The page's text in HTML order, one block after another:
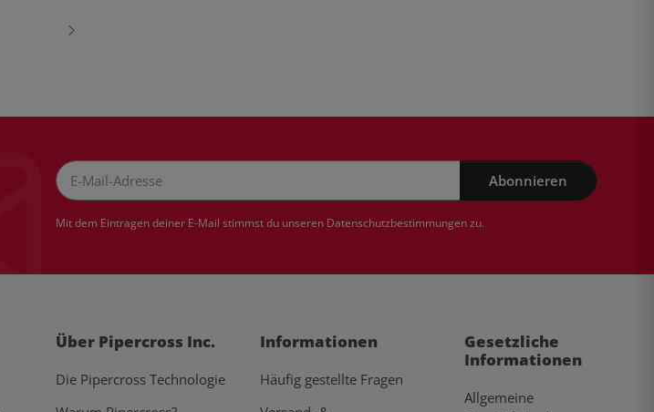
Abonnieren
Mit dem Eintragen deiner E-Mail stimmst du unseren Datenschutzbestimmungenzu.
Über Pipercross Inc.
Die Pipercross Technologie
Informationen
Häufig gestellte Fragen
Gesetzliche
Informationen
Allgemeine